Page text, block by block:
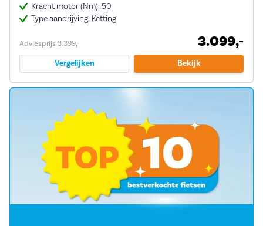
Kracht motor (Nm): 50
Type aandrijving: Ketting
Adviesprijs 3.399,- 3.099,-
Vergelijken Bekijk